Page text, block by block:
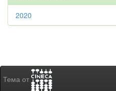
2020
Тема от